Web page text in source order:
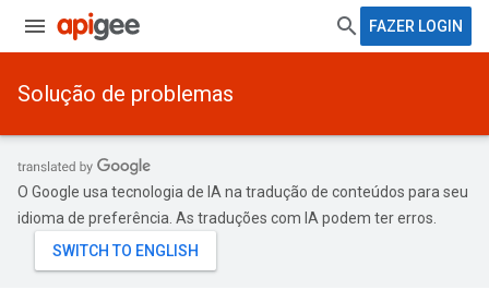
FAZER LOGIN
Solução de problemas
O Google usa tecnologia de IA na tradução de conteúdos para seu
idioma de preferência. As traduções com IA podem ter erros.